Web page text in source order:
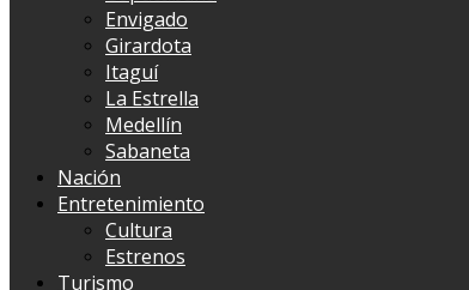
Envigado
Girardota
Itaguí
La Estrella
Medellín
Sabaneta
Nación
Entretenimiento
Cultura
Estrenos
Turismo